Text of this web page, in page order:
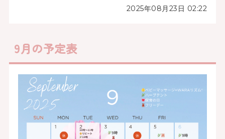
2025年08月23日 02:22
9月の予定表